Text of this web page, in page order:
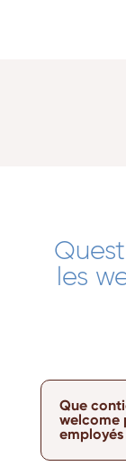
les
Que
welcome